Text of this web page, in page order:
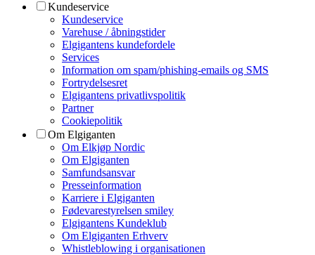
Kundeservice
Kundeservice
Varehuse / åbningstider
Elgigantens kundefordele
Services
Information om spam/phishing-emails og SMS
Fortrydelsesret
Elgigantens privatlivspolitik
Partner
Cookiepolitik
Om Elgiganten
Om Elkjøp Nordic
Om Elgiganten
Samfundsansvar
Presseinformation
Karriere i Elgiganten
Fødevarestyrelsen smiley
Elgigantens Kundeklub
Om Elgiganten Erhverv
Whistleblowing i organisationen